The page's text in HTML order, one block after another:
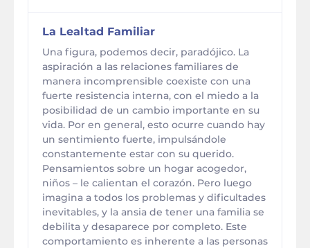
La Lealtad Familiar
Una figura, podemos decir, paradójico. La
aspiración a las relaciones familiares de
manera incomprensible coexiste con una
fuerte resistencia interna, con el miedo a la
posibilidad de un cambio importante en su
vida. Por en general, esto ocurre cuando hay
un sentimiento fuerte, impulsándole
constantemente estar con su querido.
Pensamientos sobre un hogar acogedor,
niños – le calientan el corazón. Pero luego
imagina a todos los problemas y dificultades
inevitables, y la ansia de tener una familia se
debilita y desaparece por completo. Este
comportamiento es inherente a las personas